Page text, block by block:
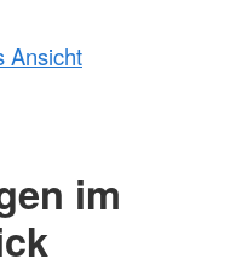
Ansicht
im